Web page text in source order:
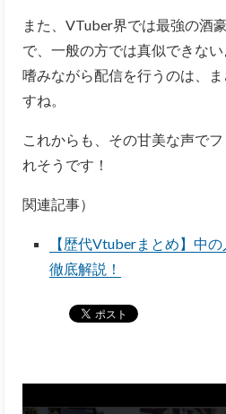
また、VTuber界では最強の酒
で、一般の方では真似できな
嗜みながら配信を行うのは、
すね。
これからも、その甘美な声で
れそうです！
関連記事）
【歴代Vtuberまとめ】中
徹底解説！